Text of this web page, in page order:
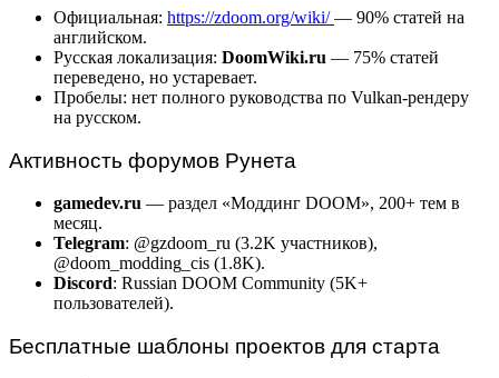
Официальная: https://zdoom.org/wiki/— 90% статей на
английском.
Русская локализация: DoomWiki.ru — 75% статей
переведено, но устаревает.
Пробелы: нет полного руководства по Vulkan-рендеру
на русском.
Активность форумов Рунета
gamedev.ru — раздел «Моддинг DOOM», 200+ тем в
месяц.
Telegram: @gzdoom_ru (3.2K участников),
@doom_modding_cis (1.8K).
Discord: Russian DOOM Community (5K+
пользователей).
Бесплатные шаблоны проектов для старта